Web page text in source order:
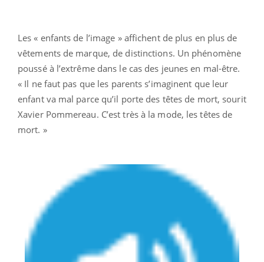
Les « enfants de l’image » affichent de plus en plus de
vêtements de marque, de distinctions. Un phénomène
poussé à l’extrême dans le cas des jeunes en mal-être.
« Il ne faut pas que les parents s’imaginent que leur
enfant va mal parce qu’il porte des têtes de mort, sourit
Xavier Pommereau. C’est très à la mode, les têtes de
mort. »